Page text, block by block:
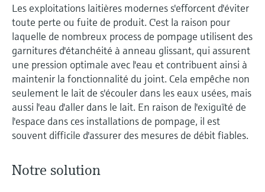
Les exploitations laitières modernes s'efforcent d'éviter
toute perte ou fuite de produit. C'est la raison pour
laquelle de nombreux process de pompage utilisent des
garnitures d'étanchéité à anneau glissant, qui assurent
une pression optimale avec l'eau et contribuent ainsi à
maintenir la fonctionnalité du joint. Cela empêche non
seulement le lait de s'écouler dans les eaux usées, mais
aussi l'eau d'aller dans le lait. En raison de l'exiguïté de
l'espace dans ces installations de pompage, il est
souvent difficile d'assurer des mesures de débit fiables.
Notre solution